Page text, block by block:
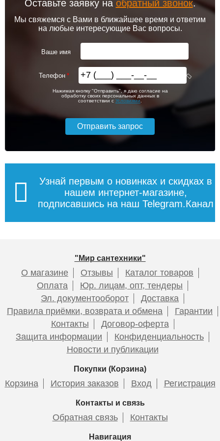
Подробнее Подробнее
Комплект подключения
Lemark LM03412RBL с
круглыми вентилями,
Подробнее
Комплект подключения
Lemark LM03412SBL с
квадратными вентилями,
Подробнее
Lemark LM03412RW с
круглыми вентилями, белый
6 689
Подробнее
Lemark LM03412SW с
квадратными вентилями,
белый
8 188
Подробнее
п/с Terminus (пара)
п/с Terminus (пара)
14 930 12 270
[1"] 600/600
21 630
400/1000
20 780
Полотенцесушитель
водяной Ft [1"] 400/1000
17 100
Подробнее
Полотенцесушитель
водяной F ultra max vintage
[1"] 600/1200
Подробнее
Оставьте заявку на обратный звонок.
Мы свяжемся с Вами в ближайшее время и ответим
на любые интересующие Вас вопросы.
Ваше имя
Телефон
Нажимая кнопку "Отправить", я даю согласие на
обработку своих персональных данных в
соответствии с Условиями
Узнай первым о новинках и скидках в
нашем интернет-магазине,
подписавшись на наш Telegram.Канал
"Мир сантехники"
О магазине Отзывы
Каталог товаров
Оплата
Юр. лицам, опт, тендеры
Эл. документооборот
Доставка
Правила приёмки, возврата и обмена
Гарантии
Контакты
Договор-оферта
Защита информации
Конфиденциальность
Новости и публикации
Покупки (Корзина)
Корзина История заказов Вход Регистрация
Контакты и связь
Обратная связь Контакты
Навигация